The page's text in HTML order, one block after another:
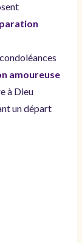
amoureuse
à Dieu
un départ